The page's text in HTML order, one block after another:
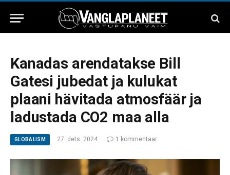
Kanadas arendatakse Bill
Gatesi jubedat ja kulukat
plaani hävitada atmosfäär ja
ladustada CO2 maa alla
GLOBALISM 27. dets. 2024 1 kommentaar